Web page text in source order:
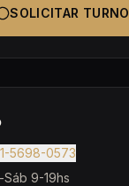
SOLICITAR TURNO
5698-0573
Sáb 9-19hs